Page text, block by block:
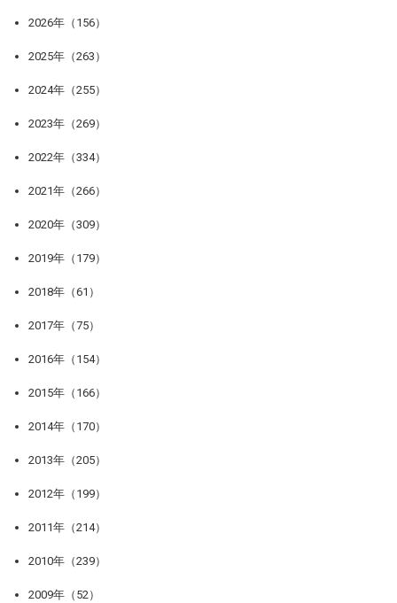
2026年（156）
2025年（263）
2024年（255）
2023年（269）
2022年（334）
2021年（266）
2020年（309）
2019年（179）
2018年（61）
2017年（75）
2016年（154）
2015年（166）
2014年（170）
2013年（205）
2012年（199）
2011年（214）
2010年（239）
2009年（52）